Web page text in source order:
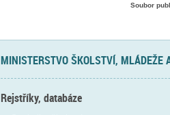
Soubor
MINISTERSTVO ŠKOLSTVÍ, MLÁDEŽE
Rejstříky, databáze